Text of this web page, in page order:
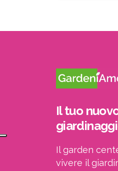
Il tuo
Il garden
vivere il